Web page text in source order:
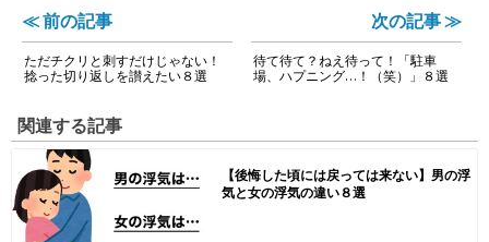
≪ 前の記事
ただチクリと刺すだけじゃない！
捻った切り返しを讃えたい８選
次の記事 ≫
待て待て？ねえ待って！「駐車
場、ハプニング…！（笑）」８選
関連する記事
【後悔した頃には戻っては来ない】男の浮
気と女の浮気の違い８選